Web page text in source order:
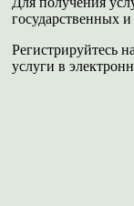
государственных
Регистрируйтесь
услуги в